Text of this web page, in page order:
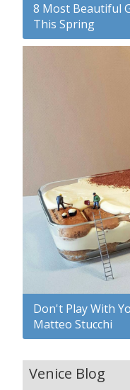
8 Most Beautiful
This Spring
Don't Play With
Matteo Stucchi
Venice Blog